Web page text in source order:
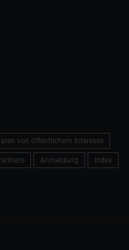
von öffentlichem Interesse
Anmeldung Index